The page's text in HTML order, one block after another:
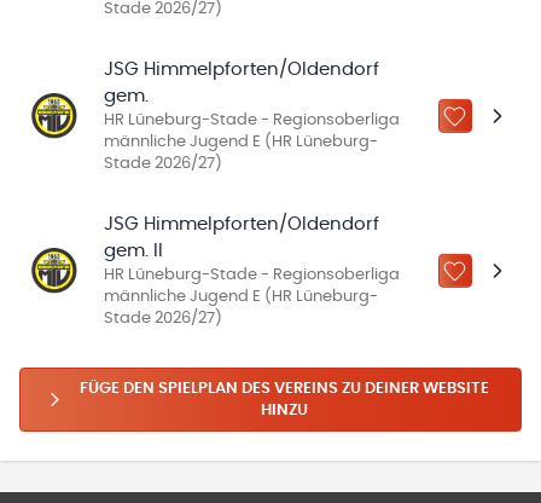
Stade 2026/27)
JSG Himmelpforten/Oldendorf
gem.
HR Lüneburg-Stade - Regionsoberliga
männliche Jugend E (HR Lüneburg-
Stade 2026/27)
ZU „MEINE
JSG Himmelpforten/Oldendorf
gem. II
HR Lüneburg-Stade - Regionsoberliga
männliche Jugend E (HR Lüneburg-
Stade 2026/27)
ZU „MEINE
FÜGE DEN SPIELPLAN DES VEREINS ZU DEINER WEBSITE
HINZU